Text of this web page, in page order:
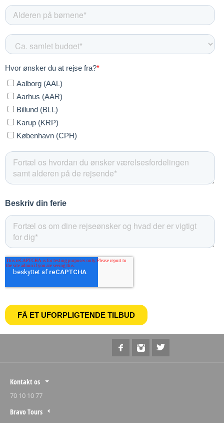
Kontakt os
70 10 10 77
Bravo Tours